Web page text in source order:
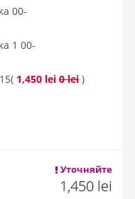
00-
1 00-
( 1,450 lei 0 lei )
Уточняйте
1,450 lei